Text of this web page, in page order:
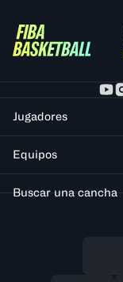
Jugadores
Equipos
Buscar una cancha